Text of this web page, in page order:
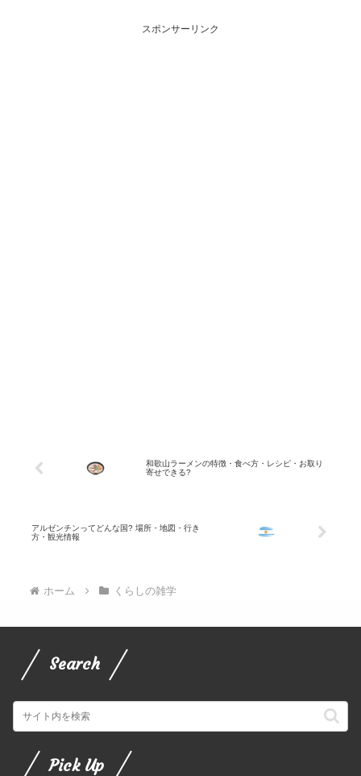
便が利用できます。空港はヘルシン
スポンサーリンク
和歌山ラーメンの特徴・食べ方・レシピ・お取り
寄せできる?
アルゼンチンってどんな国? 場所・地図・行き
方・観光情報
ホーム くらしの雑学
Search
Pick Up